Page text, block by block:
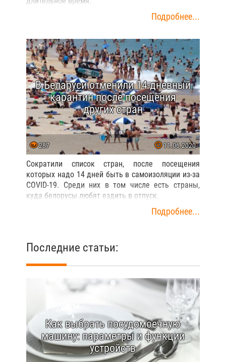
Подробнее...
В Беларуси отменили 14-дневный
карантин после посещения
других стран
287 11.06.2020
Сократили список стран, после посещения
которых надо 14 дней быть в самоизоляции из-за
COVID-19. Среди них в том числе есть страны,
куда белорусы любят ездить в отпуск.
Подробнее...
Последние статьи:
Как выбрать посудомоечную
машину: параметры и функции
устройств